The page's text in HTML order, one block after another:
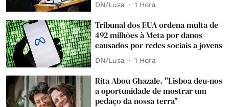
DN/Lusa 1 Hora
Tribunal dos EUA ordena multa de
492 milhões à Meta por danos
causados por redes sociais a jovens
DN/Lusa 1 Hora
Rita Abou Ghazale. "Lisboa deu-nos
a oportunidade de mostrar um
pedaço da nossa terra"